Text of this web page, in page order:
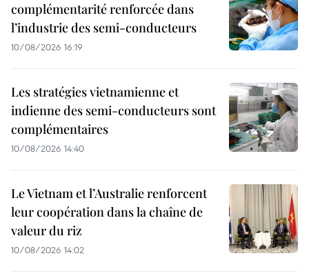
complémentarité renforcée dans
l’industrie des semi-conducteurs
10/08/2026 16:19
Les stratégies vietnamienne et
indienne des semi-conducteurs sont
complémentaires
10/08/2026 14:40
Le Vietnam et l’Australie renforcent
leur coopération dans la chaîne de
valeur du riz
10/08/2026 14:02